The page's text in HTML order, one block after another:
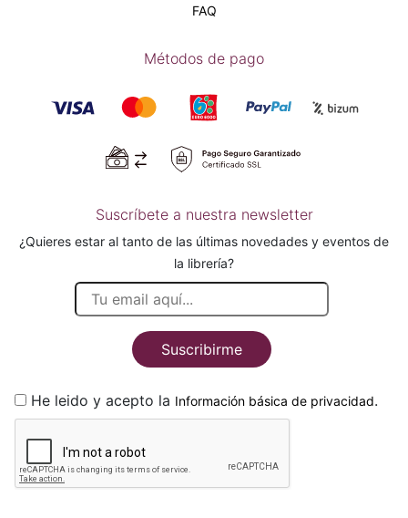
FAQ
Métodos de pago
Suscríbete a nuestra newsletter
¿Quieres estar al tanto de las últimas novedades y eventos de
la librería?
Suscribirme
He leido y acepto la Información básica de privacidad.